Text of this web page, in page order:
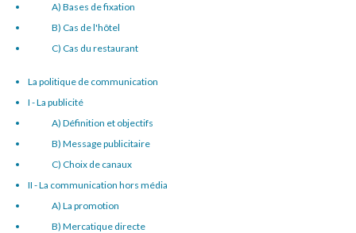
A) Bases de fixation
B) Cas de l'hôtel
C) Cas du restaurant
La politique de communication
I - La publicité
A) Définition et objectifs
B) Message publicitaire
C) Choix de canaux
II - La communication hors média
A) La promotion
B) Mercatique directe